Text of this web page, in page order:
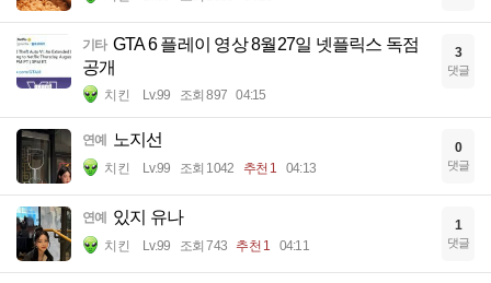
기타 GTA 6 플레이 영상 8월27일 넷플릭스 독점
공개
치킨 Lv.99 조회 897 04:15
3
댓글
연예 노지선
치킨 Lv.99 조회 1042 추천 1 04:13
0
댓글
연예 있지 유나
치킨 Lv.99 조회 743 추천 1 04:11
1
댓글